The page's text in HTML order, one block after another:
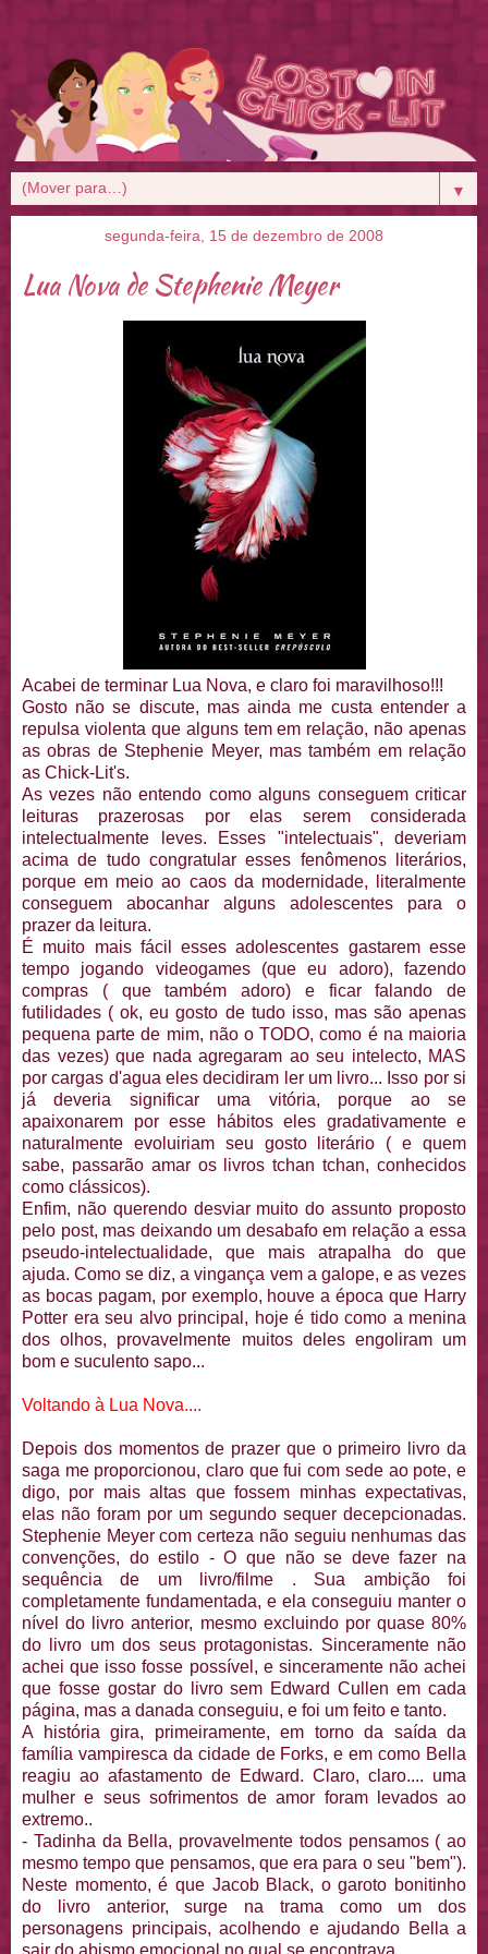
▼
segunda-feira, 15 de dezembro de 2008
Lua Nova de Stephenie Meyer
Acabei de terminar Lua Nova, e claro foi maravilhoso!!!
Gosto não se discute, mas ainda me custa entender a
repulsa violenta que alguns tem em relação, não apenas
as obras de Stephenie Meyer, mas também em relação
as Chick-Lit's.
As vezes não entendo como alguns conseguem criticar
leituras prazerosas por elas serem considerada
intelectualmente leves. Esses "intelectuais", deveriam
acima de tudo congratular esses fenômenosliterários,
porque em meio ao caos da modernidade, literalmente
conseguem abocanhar alguns adolescentes para o
prazer da leitura.
É muito mais fácil esses adolescentes gastarem esse
tempo jogando videogames(que eu adoro), fazendo
compras ( que também adoro) e ficar falando de
futilidades ( ok, eu gosto de tudo isso, mas são apenas
pequena parte de mim, não o TODO, como é na maioria
das vezes) que nada agregaram ao seu intelecto, MAS
por cargas d'agua eles decidiram ler um livro... Isso por si
já deveria significar uma vitória, porque ao se
apaixonarem por esse hábitos eles gradativamentee
naturalmente evoluiriam seu gosto literário ( e quem
sabe, passarão amar os livrostchan tchan, conhecidos
como clássicos).
Enfim, não querendo desviar muito do assunto proposto
pelo post, mas deixando um desabafo em relação a essa
pseudo-intelectualidade, que mais atrapalha do que
ajuda. Como se diz, a vingança vem a galope, e as vezes
as bocas pagam, por exemplo, houve a época que Harry
Potter era seu alvo principal, hoje é tido como a menina
dos olhos, provavelmente muitos deles engoliramum
bom e suculento sapo...
Voltando à Lua Nova....
Depois dos momentos de prazer que o primeiro livro da
saga me proporcionou, claro que fui com sede ao pote, e
digo, por mais altas que fossem minhas expectativas,
elas não foram por um segundo sequer decepcionadas.
Stephenie Meyer com certeza não seguiu nenhumas das
convenções, do estilo - O que não se deve fazer na
sequência de um livro/filme . Sua ambição foi
completamente fundamentada, e ela conseguiu manter o
nível do livro anterior, mesmo excluindo por quase 80%
do livro um dos seus protagonistas. Sinceramente não
achei que isso fosse possível , e sinceramente não achei
que fosse gostar do livro sem EdwardCullen em cada
página, mas a danada conseguiu, e foi um feito e tanto.
A história gira, primeiramente, em torno da saída da
família vampiresca da cidade de Forks, e em como Bella
reagiu ao afastamento de Edward. Claro, claro.... uma
mulher e seus sofrimentos de amor foram levados ao
extremo..
- Tadinha da Bella, provavelmente todos pensamos ( ao
mesmo tempo que pensamos, que era para o seu "bem").
Neste momento, é que Jacob Black, o garoto bonitinho
do livro anterior, surge na trama como um dos
personagens principais, acolhendo e ajudando Bella a
sair do abismo emocional no qual se encontrava.